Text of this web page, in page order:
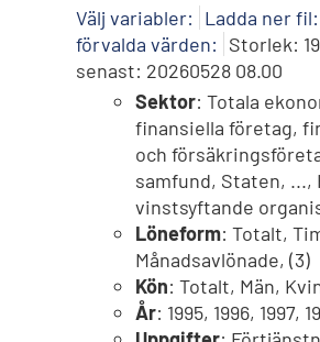
Välj variabler: Ladda ner fil:
förvalda värden: Storlek:
senast: 20260528 08.00
Sektor: Totala
finansiella företag,
och
samfund, Staten, ...,
vinstsyftande
Löneform: Totalt,
Månadsavlönade, (3)
Kön: Totalt, Män,
År: 1995, 1996, 1997,